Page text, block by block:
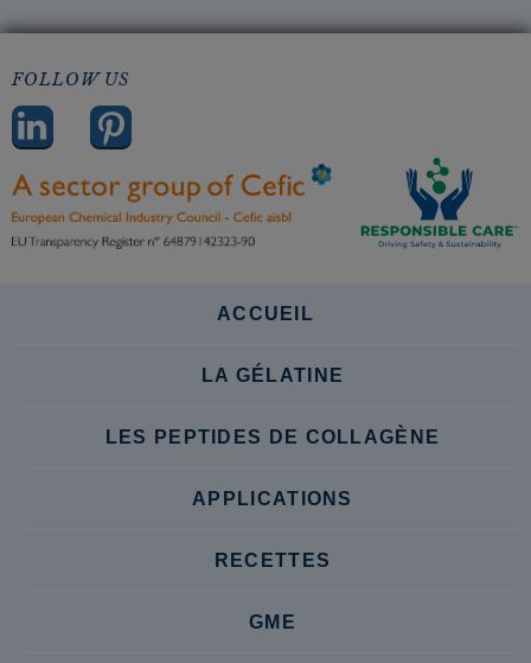
FOLLOW US
ACCUEIL
LA GÉLATINE
LES PEPTIDES DE COLLAGÈNE
APPLICATIONS
RECETTES
GME